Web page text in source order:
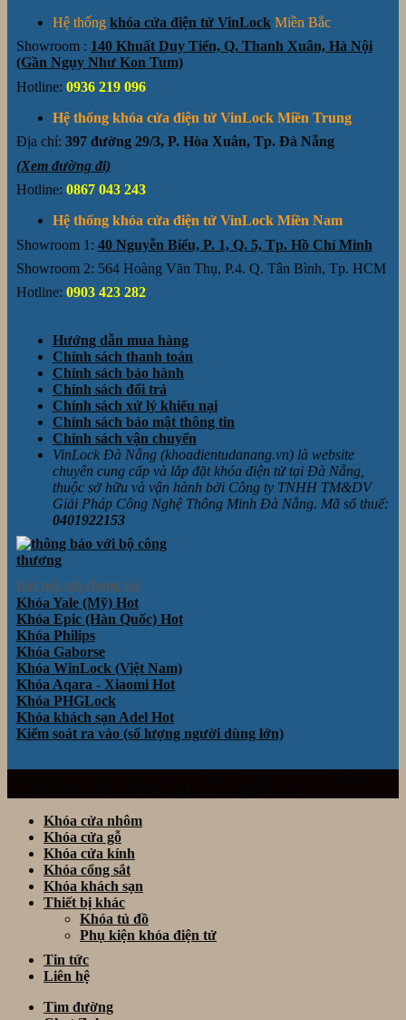
Hệ thống khóa cửa điện tử VinLock Miền Bắc
Showroom : 140 Khuất Duy Tiến, Q. Thanh Xuân, Hà Nội
(Gần Ngụy Như Kon Tum)
Hotline: 0936 219 096
Hệ thống khóa cửa điện tử VinLock Miền Trung
Địa chỉ: 397 đường 29/3, P. Hòa Xuân, Tp. Đà Nẵng
(Xem đường đi)
Hotline: 0867 043 243
Hệ thống khóa cửa điện tử VinLock Miền Nam
Showroom 1: 40 Nguyễn Biểu, P. 1, Q. 5, Tp. Hồ Chí Minh
Showroom 2: 564 Hoàng Văn Thụ, P.4. Q. Tân Bình, Tp. HCM
Hotline: 0903 423 282
Hướng dẫn mua hàng
Chính sách thanh toán
Chính sách bảo hành
Chính sách đổi trả
Chính sách xử lý khiếu nại
Chính sách bảo mật thông tin
Chính sách vận chuyển
VinLock Đà Nẵng (khoadientudanang.vn) là website
chuyên cung cấp và lắp đặt khóa điện tử tại Đà Nẵng,
thuộc sở hữu và vận hành bởi Công ty TNHH TM&DV
Giải Pháp Công Nghệ Thông Minh Đà Nẵng. Mã số thuế:
0401922153
Kết nối với chúng tôi
Khóa Yale (Mỹ)
Khóa Epic (Hàn Quốc)
Khóa Philips
Khóa Gaborse
Khóa WinLock (Việt Nam)
Khóa Aqara - Xiaomi
Khóa PHGLock
Khóa khách sạn Adel
Kiểm soát ra vào (số lượng người dùng lớn)
Khóa cửa nhôm
Khóa cửa gỗ
Khóa cửa kính
Khóa cổng sắt
Khóa khách sạn
Thiết bị khác
Khóa tủ đồ
Phụ kiện khóa điện tử
Tin tức
Liên hệ
Tìm đường